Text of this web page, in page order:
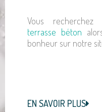
Vous recherchez
terrasse béton
bonheur sur notre
EN SAVOIR PLUS